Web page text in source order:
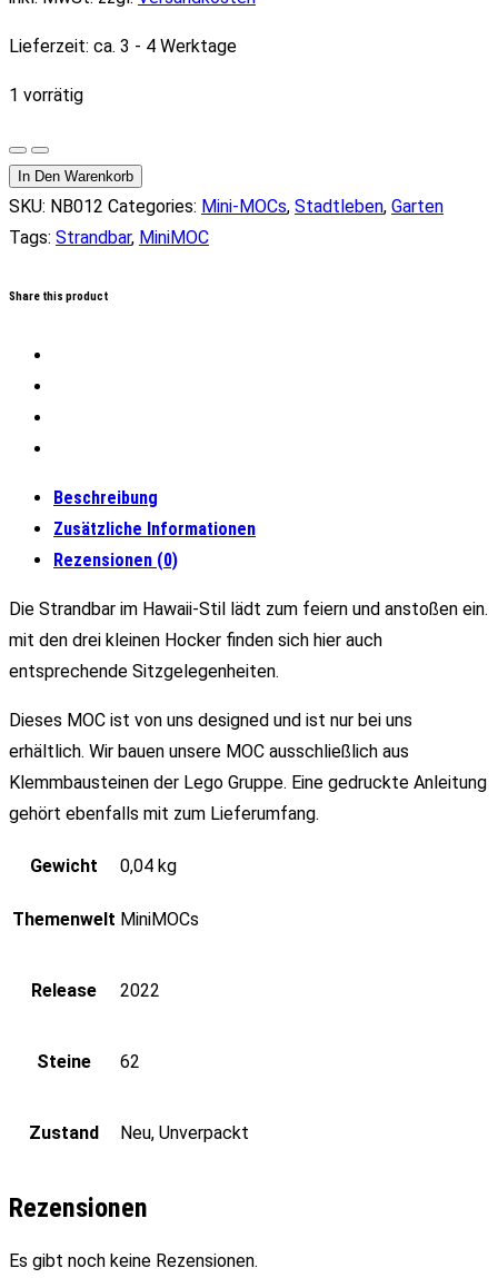
Lieferzeit: ca. 3 - 4 Werktage
1 vorrätig
NB012
Strandbar
Menge
In Den Warenkorb
SKU: NB012 Categories: Mini-MOCs, Stadtleben, Garten
Tags: Strandbar, MiniMOC
Share this product
Beschreibung
Zusätzliche Informationen
Rezensionen (0)
Die Strandbar im Hawaii-Stil lädt zum feiern und anstoßen ein.
mit den drei kleinen Hocker finden sich hier auch
entsprechende Sitzgelegenheiten.
Dieses MOC ist von uns designed und ist nur bei uns
erhältlich. Wir bauen unsere MOC ausschließlich aus
Klemmbausteinen der Lego Gruppe. Eine gedruckte Anleitung
gehört ebenfalls mit zum Lieferumfang.
Gewicht 0,04 kg
Themenwelt MiniMOCs
Release 2022
Steine 62
Zustand Neu, Unverpackt
Rezensionen
Es gibt noch keine Rezensionen.